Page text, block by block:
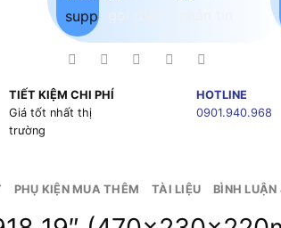
TIẾT KIỆM CHI PHÍ
Giá tốt nhất thị
trường
HOTLINE
0901.940.968
PHỤ KIỆN MUA THÊM TÀI LIỆU BÌNH